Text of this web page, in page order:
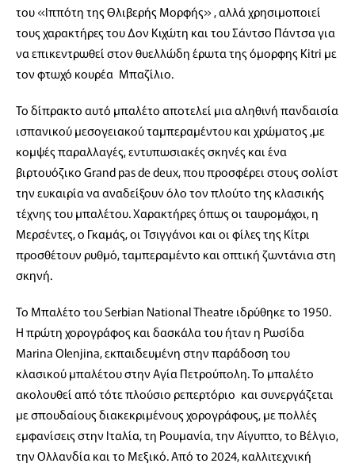
του «Ιππότη της Θλιβερής Μορφής» , αλλά χρησιμοποιεί
τους χαρακτήρες του Δον Κιχώτη και του Σάντσο Πάντσα για
να επικεντρωθεί στον θυελλώδη έρωτα της όμορφης Kitri με
τον φτωχό κουρέα Μπαζίλιο.
Το δίπρακτο αυτό μπαλέτο αποτελεί μια αληθινή πανδαισία
ισπανικού μεσογειακού ταμπεραμέντου και χρώματος ,με
κομψές παραλλαγές, εντυπωσιακές σκηνές και ένα
βιρτουόζικο Grand pas de deux, που προσφέρει στους σολίστ
την ευκαιρία να αναδείξουν όλο τον πλούτο της κλασικής
τέχνης του μπαλέτου. Χαρακτήρες όπως οι ταυρομάχοι, η
Μερσέντες, ο Γκαμάς, οι Τσιγγάνοι και οι φίλες της Κίτρι
προσθέτουν ρυθμό, ταμπεραμέντο και οπτική ζωντάνια στη
σκηνή.
Το Μπαλέτο του Serbian National Theatre ιδρύθηκε το 1950.
Η πρώτη χορογράφος και δασκάλα του ήταν η Ρωσίδα
Marina Olenjina, εκπαιδευμένη στην παράδοση του
κλασικού μπαλέτου στην Αγία Πετρούπολη. Το μπαλέτο
ακολουθεί από τότε πλούσιο ρεπερτόριο και συνεργάζεται
με σπουδαίους διακεκριμένους χορογράφους, με πολλές
εμφανίσεις στην Ιταλία, τη Ρουμανία, την Αίγυπτο, το Βέλγιο,
την Ολλανδία και το Μεξικό. Από το 2024, καλλιτεχνική